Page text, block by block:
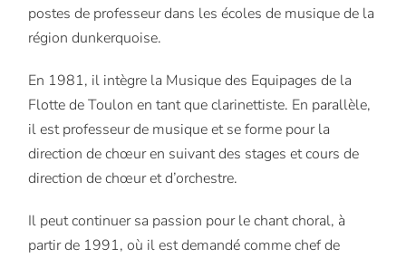
postes de professeur dans les écoles de musique de la
région dunkerquoise.
En 1981, il intègre la Musique des Equipages de la
Flotte de Toulon en tant que clarinettiste. En parallèle,
il est professeur de musique et se forme pour la
direction de chœur en suivant des stages et cours de
direction de chœur et d’orchestre.
Il peut continuer sa passion pour le chant choral, à
partir de 1991, où il est demandé comme chef de